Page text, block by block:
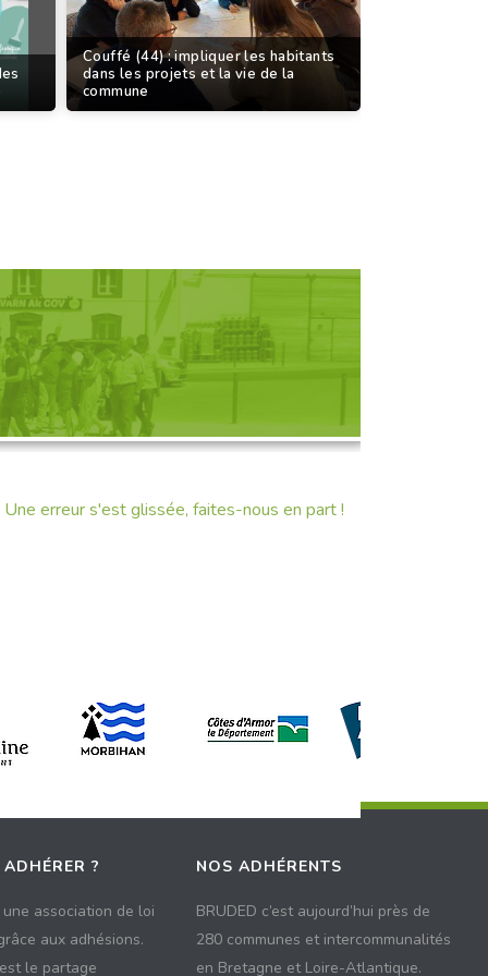
Couffé (44) : impliquer les habitants
dans les projets et la vie de la
commune
RENCONTRE
Une erreur s'est glissée, faites-nous en part !
?
une association de loi
aux adhésions.
le partage
NOS ADHÉRENTS
BRUDED c’est aujourd’hui près de
280 communes et intercommunalités
en Bretagne et Loire-Atlantique.